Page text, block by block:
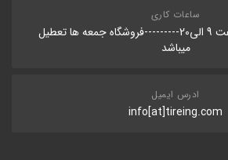
ساعات کاری
شنبه تا پنجشنبه ساعت 9 الی20---------فروشگاه جمعه ها تعطیل
میباشد
ادرس ایمیل
info[at]tireing.com